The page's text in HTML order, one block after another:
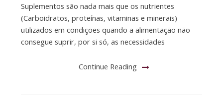
Suplementos são nada mais que os nutrientes
(Carboidratos, proteínas, vitaminas e minerais)
utilizados em condições quando a alimentação não
consegue suprir, por si só, as necessidades
Continue Reading